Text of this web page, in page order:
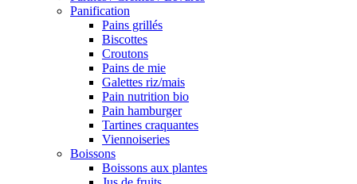
Panification
Pains grillés
Biscottes
Croutons
Pains de mie
Galettes riz/mais
Pain nutrition bio
Pain hamburger
Tartines craquantes
Viennoiseries
Boissons
Boissons aux plantes